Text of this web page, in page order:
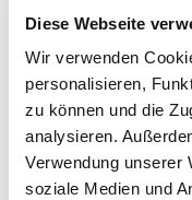
Diese Webseite
Wir verwenden
personalisieren,
zu können und die
analysieren.
Verwendung unserer
soziale Medien und
Kosten und
Ort und
Veranstaltet